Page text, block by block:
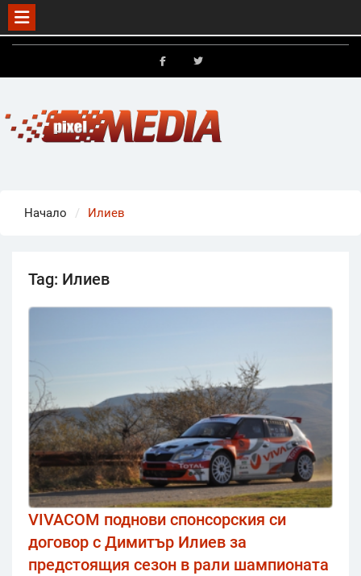
Skip
Начало Илиев
Tag: Илиев
VIVACOM поднови спонсорския си
договор с Димитър Илиев за
предстоящия сезон в рали шампионата